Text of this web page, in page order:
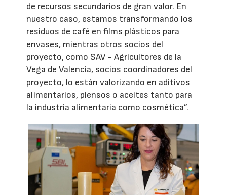
de recursos secundarios de gran valor. En
nuestro caso, estamos transformando los
residuos de café en films plásticos para
envases, mientras otros socios del
proyecto, como SAV - Agricultores de la
Vega de Valencia, socios coordinadores del
proyecto, lo están valorizando en aditivos
alimentarios, piensos o aceites tanto para
la industria alimentaria como cosmética”.